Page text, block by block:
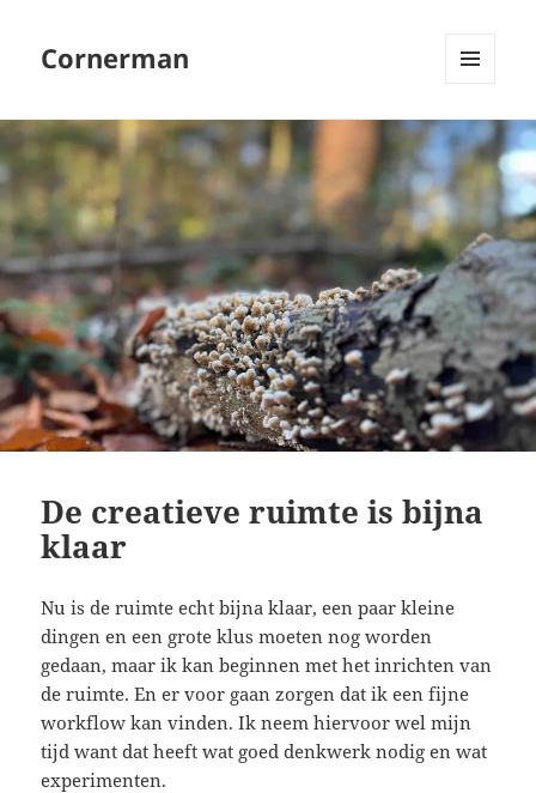
Cornerman
WIDGETS
De creatieve ruimte is bijna
klaar
Nu is de ruimte echt bijna klaar, een paar kleine
dingen en een grote klus moeten nog worden
gedaan, maar ik kan beginnen met het inrichten van
de ruimte. En er voor gaan zorgen dat ik een fijne
workflow kan vinden. Ik neem hiervoor wel mijn
tijd want dat heeft wat goed denkwerk nodig en wat
experimenten.